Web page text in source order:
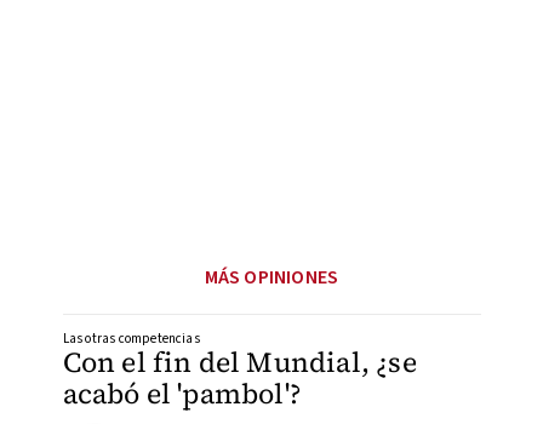
MÁS OPINIONES
Con el fin del Mundial, ¿se
acabó el 'pambol'?
Las otras competencias